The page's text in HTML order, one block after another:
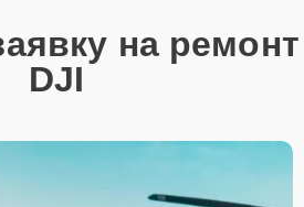
на ремонт
DJI